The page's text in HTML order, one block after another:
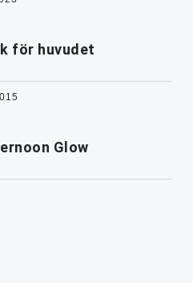
för huvudet
Glow